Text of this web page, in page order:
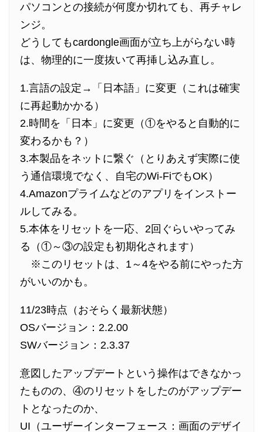
パソコンとの接続が何度か切れても、再チャレ
ンジ。
どうしてもcardongle画面が立ち上がらない時
は、物理的に一度抜いて再挿し込み直し。
1.言語の設定→「日本語」に変更（これは確実
に再起動かかる）
2.時間を「日本」に変更（①をやると自動的に
変わるかも？）
3.本製品をネットに繋ぐ（とりあえず実際に使
う通信環境でなく、自宅のWi-FiでもOK）
4.Amazonプライムなどのアプリをインストー
ルしてみる。
5.本体をリセットを一応、2回ぐらいやってみ
る（①～③の設定も初期化されます）
※このリセットは、1～4をやる前にやった方
がいいのかも。
11/23時点（おそらく最新状態）
OSバージョン：2.2.00
SWバージョン：2.3.37
意図したアップデートという操作はできなかっ
たものの、④のリセットをしたのがアップデー
トとなったのか、
UI（ユーザーインターフェース：画面のデザイ